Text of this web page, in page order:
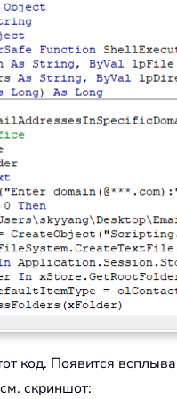
код. Появится
скриншот: